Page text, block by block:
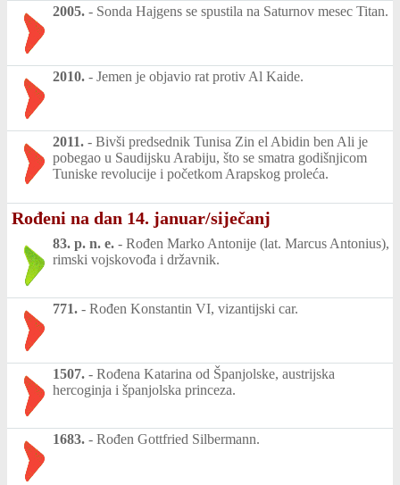
2005. - Sonda Hajgens se spustila na Saturnov mesec Titan.
2010. - Jemen je objavio rat protiv Al Kaide.
2011. - Bivši predsednik Tunisa Zin el Abidin ben Ali je
pobegao u Saudijsku Arabiju, što se smatra godišnjicom
Tuniske revolucije i početkom Arapskog proleća.
Rođeni na dan 14. januar/siječanj
83. p. n. e. - Rođen Marko Antonije (lat. Marcus Antonius),
rimski vojskovođa i državnik.
771. - Rođen Konstantin VI, vizantijski car.
1507. - Rođena Katarina od Španjolske, austrijska
hercoginja i španjolska princeza.
1683. - Rođen Gottfried Silbermann.